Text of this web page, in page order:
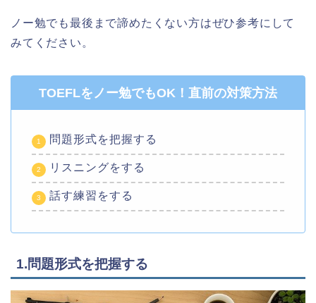
ノー勉でも最後まで諦めたくない方はぜひ参考にして
みてください。
TOEFLをノー勉でもOK！直前の対策方法
問題形式を把握する
リスニングをする
話す練習をする
1.問題形式を把握する